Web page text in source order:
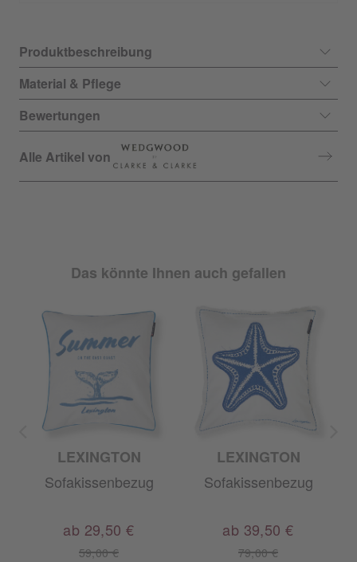
Produktbeschreibung
Material & Pflege
Bewertungen
Alle Artikel von
Das könnte Ihnen auch gefallen
LEXINGTON
Sofakissenbezug
59,00 €
ab 29,50 €
LEXINGTON
Sofakissenbezug
79,00 €
ab 39,50 €